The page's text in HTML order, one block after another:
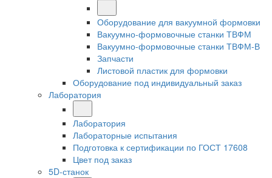
Оборудование для вакуумной формовки
Вакуумно-формовочные станки ТВФМ
Вакуумно-формовочные станки ТВФМ-В
Запчасти
Листовой пластик для формовки
Оборудование под индивидуальный заказ
Лаборатория
Лаборатория
Лабораторные испытания
Подготовка к сертификации по ГОСТ 17608
Цвет под заказ
5D-станок